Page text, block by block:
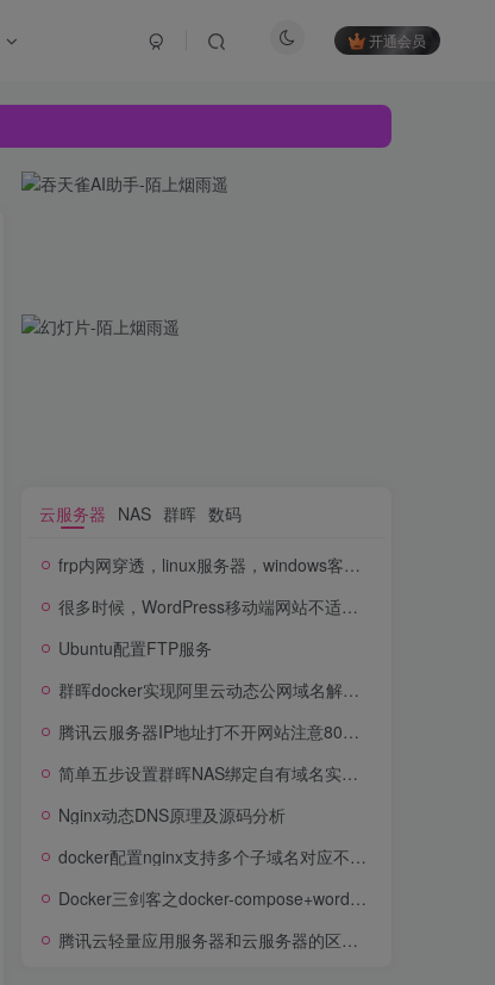
开通会员
云服务器 NAS 群晖 数码
frp内网穿透，linux服务器，windows客户端
很多时候，WordPress移动端网站不适合展现所有菜单内容，设置隐藏式菜单更为合理。大多数WordPress主题都带有内置样式，这些样式会自动将导航菜单转换为移动端菜单。但是，很多时候站长们可能不希望在移动设备上使用相同的菜单，或者可能希望使用不同的菜单样式。
Ubuntu配置FTP服务
群晖docker实现阿里云动态公网域名解析ddns服务
腾讯云服务器IP地址打不开网站注意80端口的问题
简单五步设置群晖NAS绑定自有域名实现外网访问
Nginx动态DNS原理及源码分析
docker配置nginx支持多个子域名对应不同的项目目录
Docker三剑客之docker-compose+wordpress的博客搭建
腾讯云轻量应用服务器和云服务器的区别是什么？